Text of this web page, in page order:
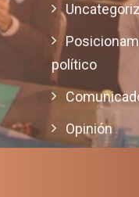
político
Opinión